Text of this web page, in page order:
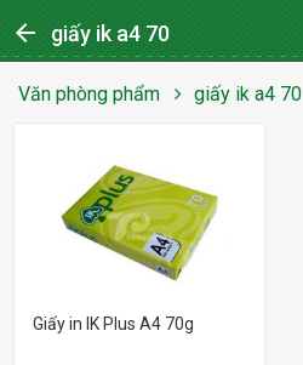
arrow_back giấy ik a4 70
Văn phòng phẩm giấy ik a4 70
Giấy in IK Plus A4 70g